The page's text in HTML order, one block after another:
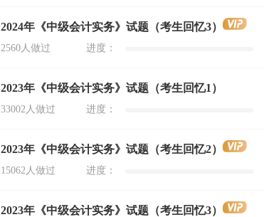
2024年《中级会计实务》试题（考生回忆3）
2560人做过 进度：
2023年《中级会计实务》试题（考生回忆1）
33002人做过 进度：
2023年《中级会计实务》试题（考生回忆2）
15062人做过 进度：
2023年《中级会计实务》试题（考生回忆3）